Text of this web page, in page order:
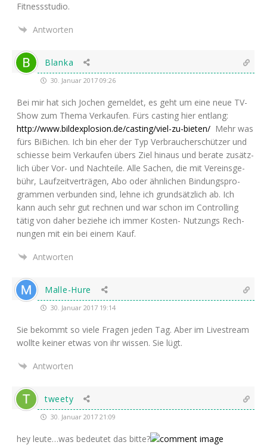
Fitnessstudio.
Antworten
Blanka
30. Januar 2017 09:26
Bei mir hat sich Jochen gemel­det, es geht um eine neue TV-
Show zum The­ma Ver­kau­fen. Fürs cas­ting hier ent­lang:
http://www.bildexplosion.de/casting/viel-zu-bieten/ Mehr was
fürs BiBi­chen. Ich bin eher der Typ Ver­brau­cher­schüt­zer und
schies­se beim Ver­kau­fen übers Ziel hin­aus und bera­te zusätz­
lich über Vor- und Nach­tei­le. Alle Sachen, die mit Ver­eins­ge­
bühr, Lauf­zeit­ver­trä­gen, Abo oder ähn­li­chen Bin­dungs­pro­
gram­men ver­bun­den sind, leh­ne ich grund­sätz­lich ab. Ich
kann auch sehr gut rech­nen und war schon im Con­trol­ling
tätig von daher bezie­he ich immer Kos­ten- Nut­zungs Rech­
nun­gen mit ein bei einem Kauf.
Antworten
Malle-Hure
30. Januar 2017 19:14
Sie bekommt so vie­le Fra­gen jeden Tag. Aber im Live­stream
woll­te kei­ner etwas von ihr wis­sen. Sie lügt.
Antworten
tweety
30. Januar 2017 21:09
hey leute…was bedeu­tet das bitte?